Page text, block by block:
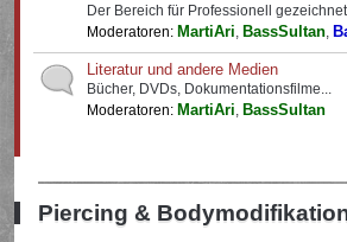
Der Bereich für Professionell
Moderatoren: MartiAri, BassSultan,
Literatur und andere Medien
Bücher, DVDs, Dokumentationsfilme...
Moderatoren: MartiAri, BassSultan
Piercing &